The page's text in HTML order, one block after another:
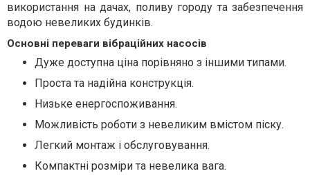
використання на дачах, поливу городу та забезпечення
водою невеликих будинків.
Основні переваги вібраційних насосів
Дуже доступна ціна порівняно з іншими типами.
Проста та надійна конструкція.
Низьке енергоспоживання.
Можливість роботи з невеликим вмістом піску.
Легкий монтаж і обслуговування.
Компактні розміри та невелика вага.